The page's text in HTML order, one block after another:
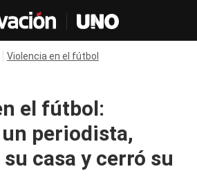
Violencia en el fútbol
el fútbol:
periodista,
casa y cerró su